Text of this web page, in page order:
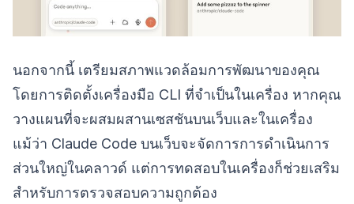
นอกจากนี้ เตรียมสภาพแวดล้อมการพัฒนาของคุณ
โดยการติดตั้งเครื่องมือ CLI ที่จำเป็นในเครื่อง หากคุณ
วางแผนที่จะผสมผสานเซสชันบนเว็บและในเครื่อง
แม้ว่า Claude Code บนเว็บจะจัดการการดำเนินการ
ส่วนใหญ่ในคลาวด์ แต่การทดสอบในเครื่องก็ช่วยเสริม
สำหรับการตรวจสอบความถูกต้อง